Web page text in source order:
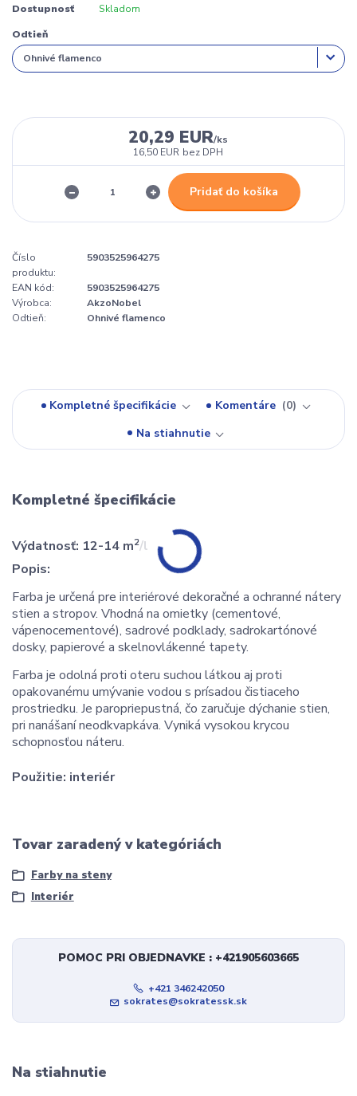
Dostupnosť Skladom
Odtieň
20,29 EUR/ks
16,50 EUR bez DPH
Pridať do košíka
Číslo
produktu:
5903525964275
EAN kód:
5903525964275
Výrobca:
AkzoNobel
Odtieň:
Ohnivé flamenco
Kompletné špecifikácie Komentáre
0
Na stiahnutie
Kompletné špecifikácie
Výdatnosť: 12-14 m2/l
Popis:
Farba je určená pre interiérové dekoračné a ochranné nátery
stien a stropov. Vhodná na omietky (cementové,
vápenocementové), sadrové podklady, sadrokartónové
dosky, papierové a skelnovlákenné tapety.
Farba je odolná proti oteru suchou látkou aj proti
opakovanému umývanie vodou s prísadou čistiaceho
prostriedku. Je paropriepustná, čo zaručuje dýchanie stien,
pri nanášaní neodkvapkáva. Vyniká vysokou krycou
schopnosťou náteru.
Použitie: interiér
Tovar zaradený v kategóriách
Farby na steny
Interiér
POMOC PRI OBJEDNAVKE : +421905603665
+421 346242050
sokrates@sokratessk.sk
Na stiahnutie